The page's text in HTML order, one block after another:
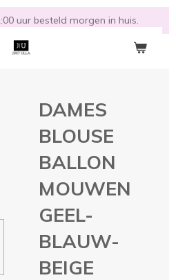
uur besteld morgen in huis.
DAMES
BLOUSE
BALLON
MOUWEN
GEEL-
BLAUW-
BEIGE